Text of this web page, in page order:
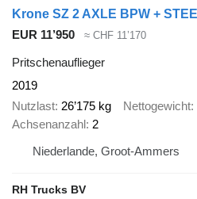
EUR 11’950 ≈ CHF 11’170
Pritschenauflieger
2019
Nutzlast 26’175 kg Nettogewicht
Achsenanzahl 2
Niederlande, Groot-Ammers
RH Trucks BV